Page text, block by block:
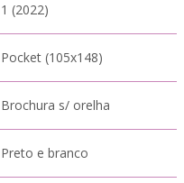
1 (2022)
Pocket (105x148)
Brochura s/ orelha
Preto e branco